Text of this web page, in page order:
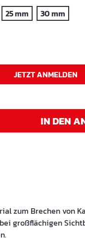
25 mm 30 mm
JETZT ANMELDEN
IN DEN
zum Brechen von
großflächigen